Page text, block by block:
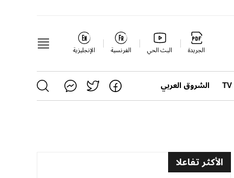
الجريدة البث الحي الفرنسية الإنجليزية
الشروق العربي
الأكثر تفاعلا